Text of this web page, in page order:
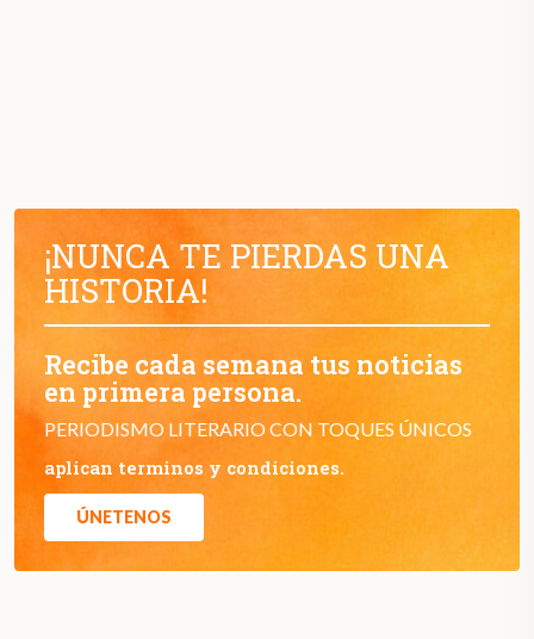
¡NUNCA TE PIERDAS UNA
HISTORIA!
Recibe cada semana tus noticias
en primera persona.
PERIODISMO LITERARIO CON TOQUES ÚNICOS
aplican terminos y condiciones.
ÚNETENOS